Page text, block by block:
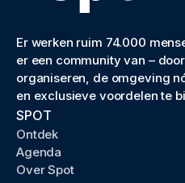
Er werken ruim 74.000
er een community van –
organiseren, de omgeving
en exclusieve voordelen te
SPOT
Ontdek
Agenda
Over Spot